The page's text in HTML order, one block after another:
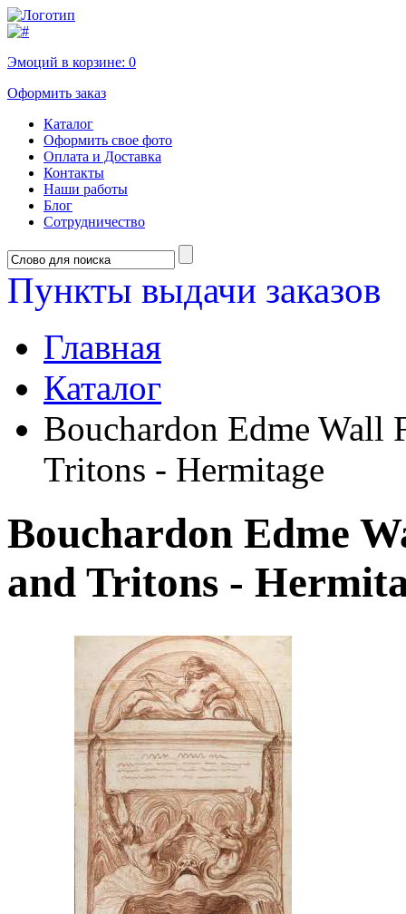
Эмоций в корзине: 0
Оформить заказ
Каталог
Оформить свое фото
Оплата и Доставка
Контакты
Наши работы
Блог
Сотрудничество
Пункты выдачи заказов
Главная
Каталог
Bouchardon Edme Wall
Tritons - Hermitage
Bouchardon Edme
and Tritons -